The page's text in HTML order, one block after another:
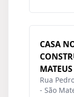
CASA
MATEUS
Rua
- São